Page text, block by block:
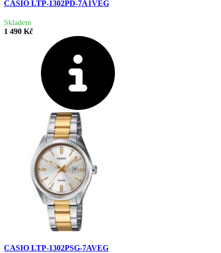
CASIO LTP-1302PD-7A1VEG
Skladem
1 490 Kč
CASIO LTP-1302PSG-7AVEG